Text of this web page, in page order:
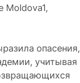
Moldova1,
опасения,
учитывая